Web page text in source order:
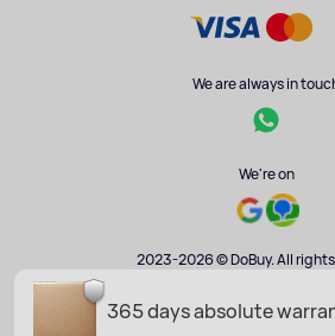
We are always in
We're on
2023-2026 © DoBuy. All
365 days absolute